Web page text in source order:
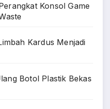
Konsol Game
Kardus Menjadi
Botol Plastik Bekas